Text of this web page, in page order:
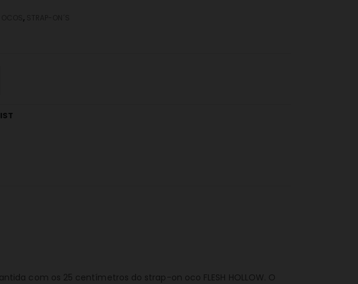
,
com os 25 centímetros do strap-on oco FLESH HOLLOW. O